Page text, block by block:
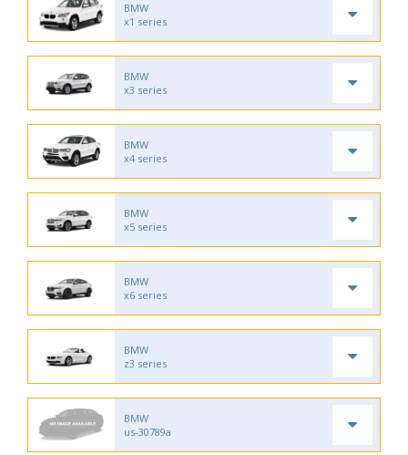
BMW
x1 series
BMW
x3 series
BMW
x4 series
BMW
x5 series
BMW
x6 series
BMW
z3 series
BMW
us-30789a